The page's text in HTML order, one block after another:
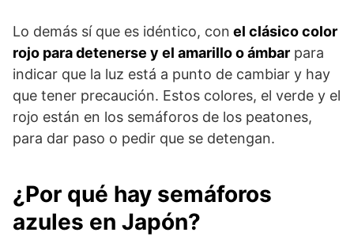
Lo demás sí que es idéntico, con el clásico color
rojo para detenerse y el amarillo o ámbar para
indicar que la luz está a punto de cambiar y hay
que tener precaución. Estos colores, el verde y el
rojo están en los semáforos de los peatones,
para dar paso o pedir que se detengan.
¿Por qué hay semáforos
azules en Japón?